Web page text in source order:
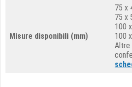
Misure disponibili (mm)
75 x
75 x
100
100
Altre